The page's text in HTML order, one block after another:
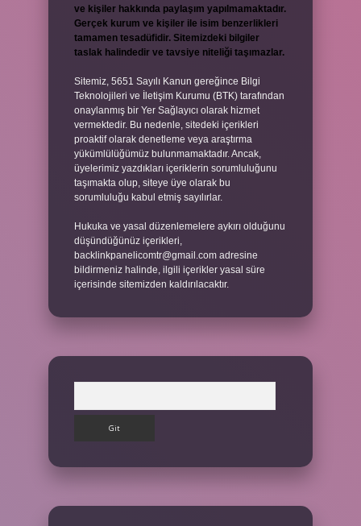
ve kişiler hakkında paylaşım yapılmamaktadır.
Gerçek kurum ve kişiler ile isim benzerlikleri
tamamen tesadüfidir. Sitemizdeki bilgiler
taslak halindedir ve tavsiye niteliği taşımazlar.
Sitemiz, 5651 Sayılı Kanun gereğince Bilgi
Teknolojileri ve İletişim Kurumu (BTK) tarafından
onaylanmış bir Yer Sağlayıcı olarak hizmet
vermektedir. Bu nedenle, sitedeki içerikleri
proaktif olarak denetleme veya araştırma
yükümlülüğümüz bulunmamaktadır. Ancak,
üyelerimiz yazdıkları içeriklerin sorumluluğunu
taşımakta olup, siteye üye olarak bu
sorumluluğu kabul etmiş sayılırlar.
Hukuka ve yasal düzenlemelere aykırı olduğunu
düşündüğünüz içerikleri,
backlinkpanelicomtr@gmail.com adresine
bildirmeniz halinde, ilgili içerikler yasal süre
içerisinde sitemizden kaldırılacaktır.